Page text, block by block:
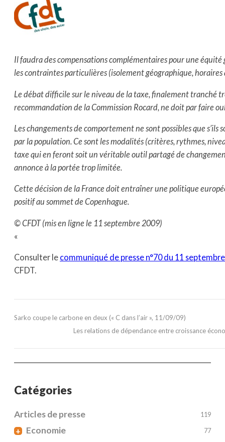
Il faudra des compensations complémentaires pour une
les contraintes particulières (isolement géographique,
Le débat difficile sur le niveau de la taxe, finalement tranché
recommandation de la Commission Rocard, ne doit par faire
Les changements de comportement ne sont possibles que s’ils
par la population. Ce sont les modalités (critères, rythmes,
taxe qui en feront soit un véritable outil partagé de
annonce à la portée trop limitée.
Cette décision de la France doit entraîner une politique
positif au sommet de Copenhague.
© CFDT (mis en ligne le 11 septembre 2009)
«
Consulter le communiqué de presse n°70 du 11
CFDT.
Sarko coupe le carbone en deux (« C dans l’air », 11/09/09)
Les relations de dépendance entre croissance
Catégories
Articles de presse 119
+ Economie 77